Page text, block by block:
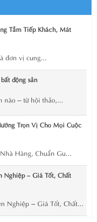
Tầm Tiếp Khách, Mát
đơn vị cung...
động sản
nào – từ hội thảo,...
Trọn Vị Cho Mọi Cuộc
Hàng, Chuẩn Gu...
Nghiệp – Giá Tốt, Chất
Nghiệp – Giá Tốt, Chất...